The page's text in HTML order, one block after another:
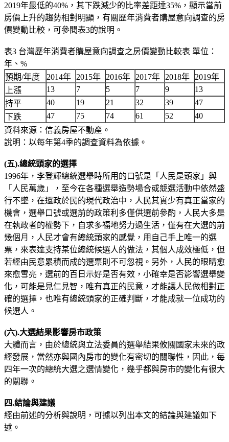
2019年最低的40%，其下跌減少的比率差距達35%，顯示當前
房價上升的趨勢相對明顯，有關歷年消費者購屋意向調查的房
價變動比較，可參閱表3的說明。
表3 台灣歷年消費者購屋意向調查之房價變動比較表 單位：
年、%
預期/年度
2014年 2015年 2016年 2017年 2018年
2019年
上漲
13 7 5 7 9
13
持平
40 19 21 32 39
47
下跌
47 75 74 61 52
40
資料來源：信義房屋不動產。
說明：以每年第4季的調查資料為依據。
(五).總統頭家的選擇
1996年，李登輝總統選舉時所用的口號是「人民是頭家」與
「人民萬歲」，至今在各種選舉造勢場合或競選活動中依然盛
行不墜，在還政於民的現代政治中，人民其實少有真正當家的
機會，選舉口號或選前的政策利多僅供選前參酌，人民大多是
在執政者的權勢下，自求多福地努力過生活，僅有在大選的前
幾個月，人民才會有總統頭家的感覺，用自己手上唯一的選
票，來表達支持某位總統候選人的做法，其個人成效極低，但
若經由民意累積而成的選票則不可忽視。另外，人民的眼睛愈
來愈雪亮，選前的百日示好是否有效，小確幸是否影響選舉變
化，可能是見仁見智，唯有真正的民意，才能讓人民做相對正
確的選擇，也唯有總統頭家的正確判斷，才能成就一位成功的
候選人。
(六).大選結果影響房市政策
大體而言，由於總統與立法委員的選舉結果攸關國家未來的政
經發展，當然亦與國內房市的變化有密切的關聯性，因此，每
四年一次的總統大選之選情變化，幾乎都與房市的變化有很大
的關聯。
四.結論與建議
經由前述的分析與說明，可據以列出本文的結論與建議如下
述。